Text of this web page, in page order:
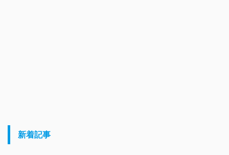
新着記事